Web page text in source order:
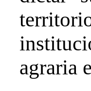
agraria